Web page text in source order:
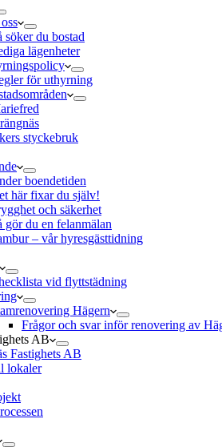
söker du bostad
lägenheter
för uthyrning
styckebruk
boendetiden
här fixar du själv!
och säkerhet
gör du en felanmälan
– vår hyresgästtidning
vid flyttstädning
Hägern
Frågor och svar inför renovering av
AB
Fastighets AB
lokaler